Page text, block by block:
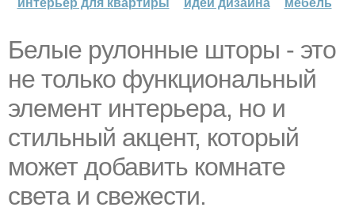
Белые рулонные шторы - это
не только функциональный
элемент интерьера, но и
стильный акцент, который
может добавить комнате
света и свежести.